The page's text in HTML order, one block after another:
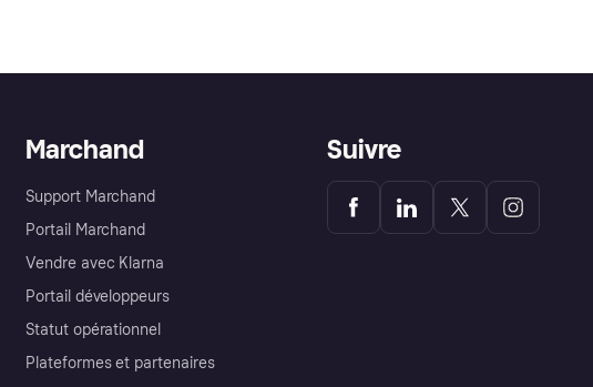
Marchand
Support Marchand
Portail Marchand
Vendre avec Klarna
Portail développeurs
Statut opérationnel
Plateformes et partenaires
Suivre